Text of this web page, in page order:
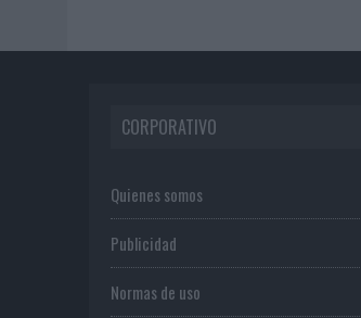
CORPORATIVO
Quienes somos
Publicidad
Normas de uso